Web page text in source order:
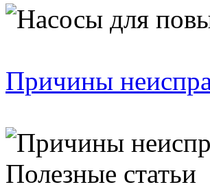
Причины
Полезные статьи